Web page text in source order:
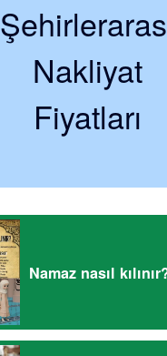
Nakliyat
Fiyatları
Namaz nasıl